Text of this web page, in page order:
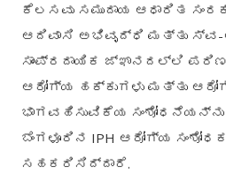
ಕೆಲಸವು ಸಮುದಾಯ ಆಧಾರಿತ
ಆದಿವಾಸಿ ಅಭಿವೃದ್ಧಿ ಮತ್ತು ಸ್ವ-
ಸಾಂಪ್ರದಾಯಿಕ ಜ್ಞಾನದಲ್ಲಿ
ಆರೋಗ್ಯ ಹಕ್ಕುಗಳು ಮತ್ತು
ಭಾಗವಹಿಸುವಿಕೆಯ
ಬೆಂಗಳೂರಿನ IPH ಆರೋಗ್ಯ
ಸಹಕರಿಸಿದ್ದಾರೆ.